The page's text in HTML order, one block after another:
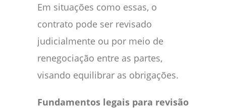
Em situações como essas, o
contrato pode ser revisado
judicialmente ou por meio de
renegociação entre as partes,
visando equilibrar as obrigações.
Fundamentos legais para revisão